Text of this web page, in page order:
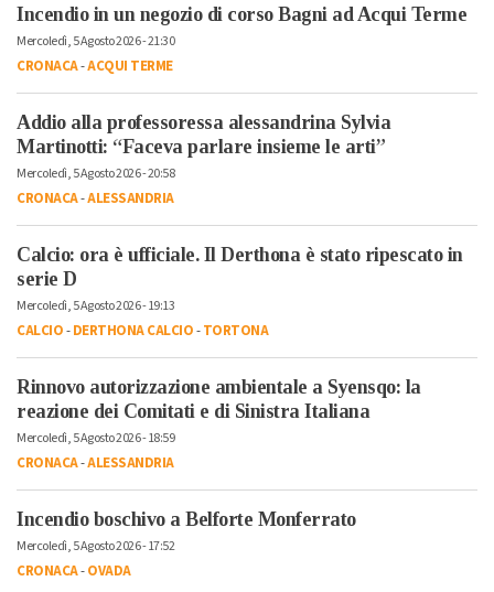
Incendio in un negozio di corso Bagni ad Acqui Terme
Mercoledì, 5 Agosto 2026 - 21:30
CRONACA-ACQUI TERME
Addio alla professoressa alessandrina Sylvia
Martinotti: “Faceva parlare insieme le arti”
Mercoledì, 5 Agosto 2026 - 20:58
CRONACA-ALESSANDRIA
Calcio: ora è ufficiale. Il Derthona è stato ripescato in
serie D
Mercoledì, 5 Agosto 2026 - 19:13
CALCIO-DERTHONA CALCIO-TORTONA
Rinnovo autorizzazione ambientale a Syensqo: la
reazione dei Comitati e di Sinistra Italiana
Mercoledì, 5 Agosto 2026 - 18:59
CRONACA-ALESSANDRIA
Incendio boschivo a Belforte Monferrato
Mercoledì, 5 Agosto 2026 - 17:52
CRONACA-OVADA